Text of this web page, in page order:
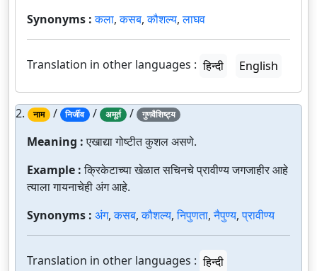
Synonyms :कला,कसब,कौशल्य,लाघव
Translation in other languages : हिन्दी English
2. नाम / निर्जीव / अमूर्त / गुणवैशिष्ट्य
Meaning :एखाद्या गोष्टीत कुशल असणे.
Example :क्रिकेटाच्या खेळात सचिनचे प्रावीण्य जगजाहीर आहे
त्याला गायनाचेही अंग आहे.
Synonyms : अंग,कसब,कौशल्य,निपुणता,नैपुण्य,प्रावीण्य
Translation in other languages : हिन्दी